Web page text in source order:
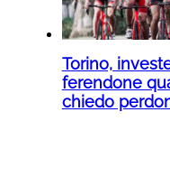
Torino,
ferendone
chiedo